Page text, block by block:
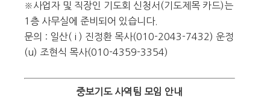
※사업자 및 직장인 기도회 신청서(기도제목 카드)는
1층 사무실에 준비되어 있습니다.
문의 : 일산( i ) 진정환 목사(010-2043-7432) 운정
(u) 조현식 목사(010-4359-3354)
중보기도 사역팀 모임 안내